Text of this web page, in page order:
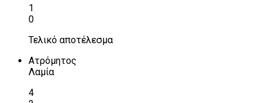
1
0
Τελικό αποτέλεσμα
Ατρόμητος
Λαμία
4